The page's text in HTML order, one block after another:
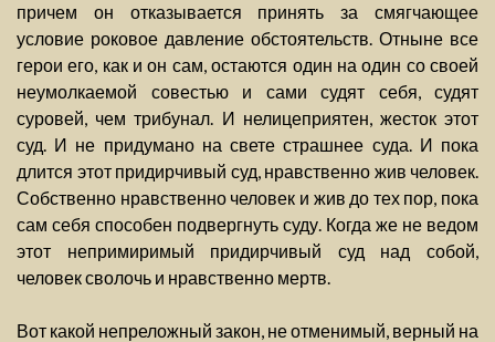
причем он отказывается принять за смягчающее
условие роковое давление обстоятельств. Отныне все
герои его, как и он сам, остаются один на один со своей
неумолкаемой совестью и сами судят себя, судят
суровей, чем трибунал. И нелицеприятен, жесток этот
суд. И не придумано на свете страшнее суда. И пока
длится этот придирчивый суд, нравственно жив человек.
Собственно нравственно человек и жив до тех пор, пока
сам себя способен подвергнуть суду. Когда же не ведом
этот непримиримый придирчивый суд над собой,
человек сволочь и нравственно мертв.
Вот какой непреложный закон, не отменимый, верный на